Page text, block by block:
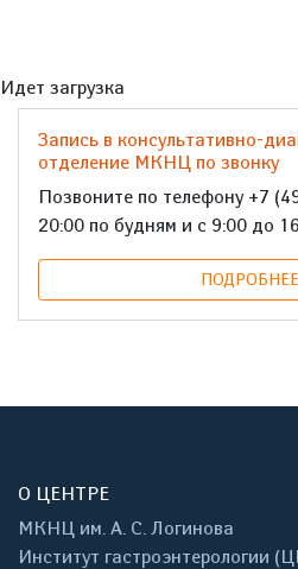
Идет загрузка
Запись в консультативно-
отделение МКНЦ по звонку
Позвоните по телефону +7
20:00 по будням и с 9:00 до
ПОДРОБНЕЕ
О ЦЕНТРЕ
МКНЦ им. А. С. Логинова
Институт гастроэнтерологии